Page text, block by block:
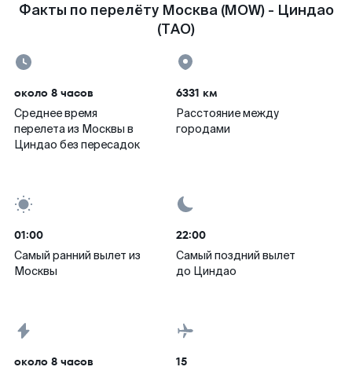
Факты по перелёту Москва (MOW) - Циндао
(TAO)
около 8 часов
Среднее время
перелета из Москвы в
Циндао без пересадок
6331 км
Расстояние между
городами
01:00
Самый ранний вылет из
Москвы
22:00
Самый поздний вылет
до Циндао
около 8 часов 15